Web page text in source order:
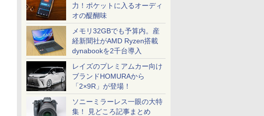
力！ポケットに入るオーディ
オの醍醐味
メモリ32GBでも予算内。産
経新聞社がAMD Ryzen搭載
dynabookを2千台導入
レイズのプレミアムカー向け
ブランドHOMURAから
「2×9R」が登場！
ソニーミラーレス一眼の大特
集！ 見どころ記事まとめ